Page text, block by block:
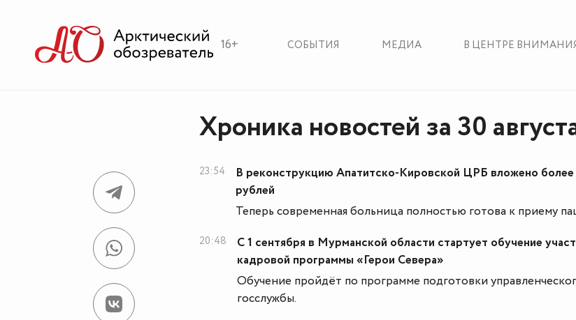
16+ СОБЫТИЯ МЕДИА В ЦЕНТРЕ
Хроника новостей за 30
23:54
В реконструкцию Апатитско-Кировской ЦРБ вложено более
рублей
Теперь современная больница полностью готова к приему
20:48
С 1 сентября в Мурманской области стартует обучение
кадровой программы «Герои Севера»
Обучение пройдёт по программе подготовки
госслужбы.